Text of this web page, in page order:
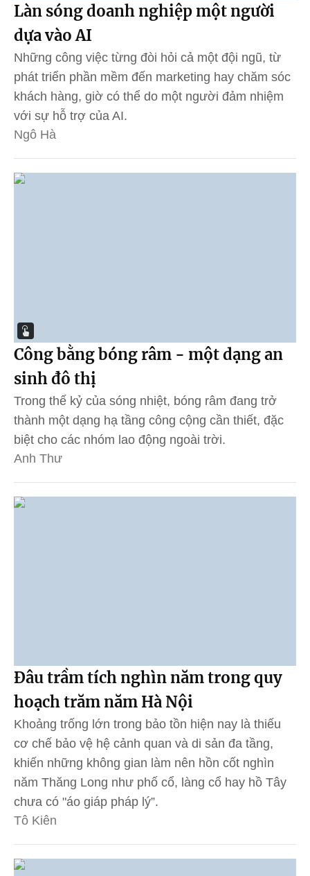
Làn sóng doanh nghiệp một người
dựa vào AI
Những công việc từng đòi hỏi cả một đội ngũ, từ
phát triển phần mềm đến marketing hay chăm sóc
khách hàng, giờ có thể do một người đảm nhiệm
với sự hỗ trợ của AI.
Ngô Hà
Công bằng bóng râm - một dạng an
sinh đô thị
Trong thế kỷ của sóng nhiệt, bóng râm đang trở
thành một dạng hạ tầng công cộng cần thiết, đặc
biệt cho các nhóm lao động ngoài trời.
Anh Thư
Đâu trầm tích nghìn năm trong quy
hoạch trăm năm Hà Nội
Khoảng trống lớn trong bảo tồn hiện nay là thiếu
cơ chế bảo vệ hệ cảnh quan và di sản đa tầng,
khiến những không gian làm nên hồn cốt nghìn
năm Thăng Long như phố cổ, làng cổ hay hồ Tây
chưa có "áo giáp pháp lý”.
Tô Kiên